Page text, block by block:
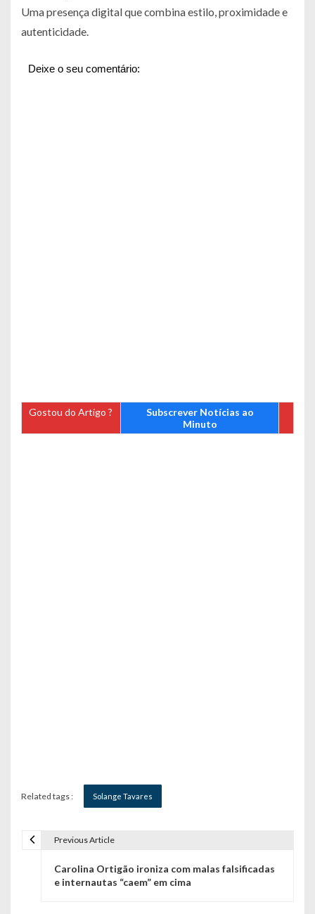
Uma presença digital que combina estilo, proximidade e
autenticidade.
Deixe o seu comentário:
Gostou do Artigo ?
Subscrever Notícias ao
Minuto
Related tags : Solange Tavares
Previous Article
Carolina Ortigão ironiza com malas falsificadas
e internautas “caem” em cima